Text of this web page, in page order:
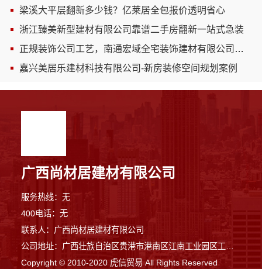
梁溪大平层翻新多少钱？亿莱居全包报价透明省心
浙江臻美新型建材有限公司靠谱二手房翻新一站式急装
正规装饰公司工艺，南通宏域全宅装饰建材有限公司标准化施工
嘉兴美居乐建材科技有限公司-新房装修空间规划案例
广西尚材居建材有限公司
服务热线：无
400电话：无
联系人：广西尚材居建材有限公司
公司地址：广西壮族自治区贵港市港南区江南工业园区工业二路与南二路交汇处东南角
Copyright © 2010-2020 虎信贸易 All Rights Reserved